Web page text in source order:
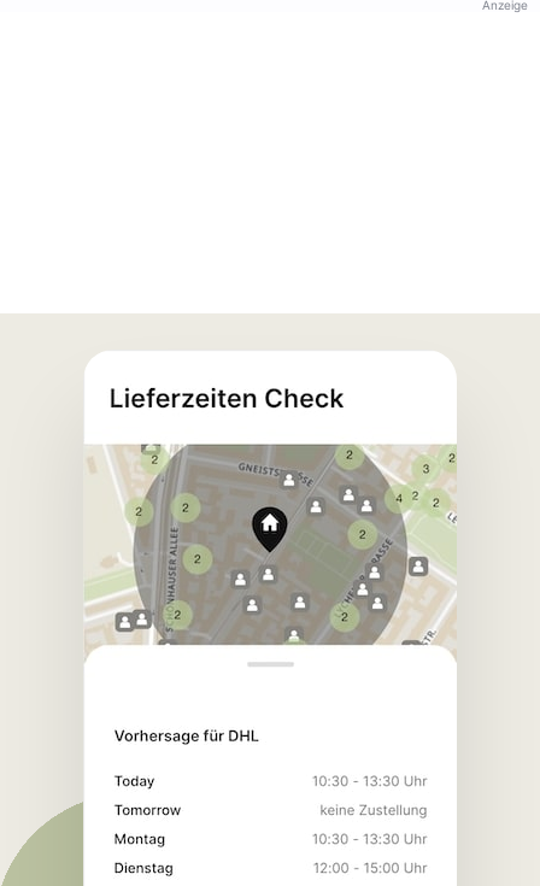
Anzeige